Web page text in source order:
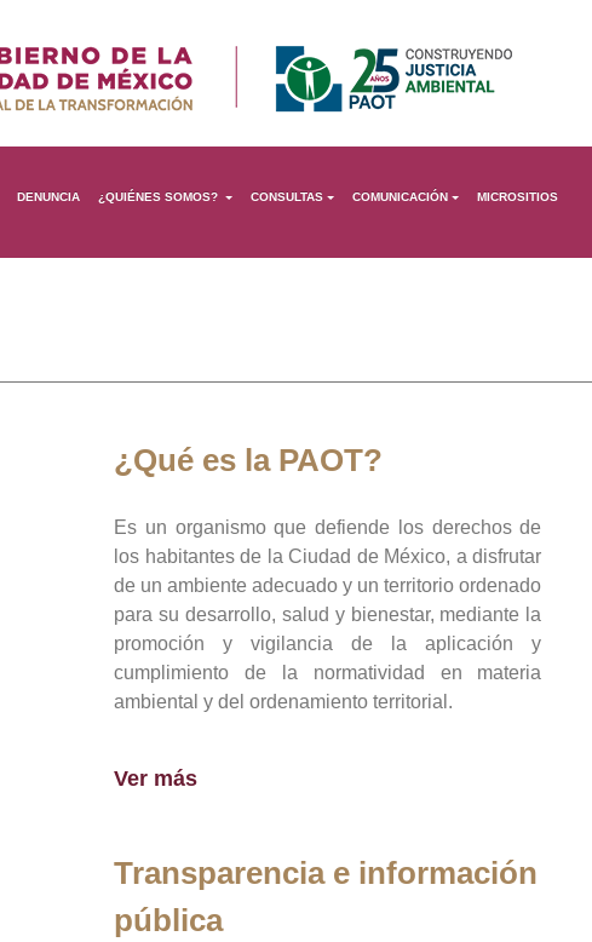
DENUNCIA ¿QUIÉNES SOMOS? CONSULTAS COMUNICACIÓN MICROSITIOS
¿Qué es la PAOT?
Es un organismo que defiende los derechos de
los habitantes de la Ciudad de México, a disfrutar
de un ambiente adecuado y un territorio ordenado
para su desarrollo, salud y bienestar, mediante la
promoción y vigilancia de la aplicación y
cumplimiento de la normatividad en materia
ambiental y del ordenamiento territorial.
Ver más
Transparencia e información
pública